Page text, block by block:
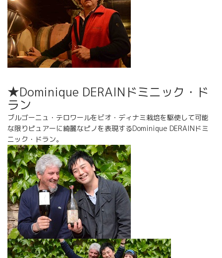
★Dominique DERAINドミニック・ド
ラン
ブルゴーニュ・テロワールをビオ・ディナミ栽培を駆使して可能
な限りピュアーに綺麗なピノを表現するDominique DERAINドミ
ニック・ドラン。